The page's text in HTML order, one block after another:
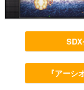
『アーシ